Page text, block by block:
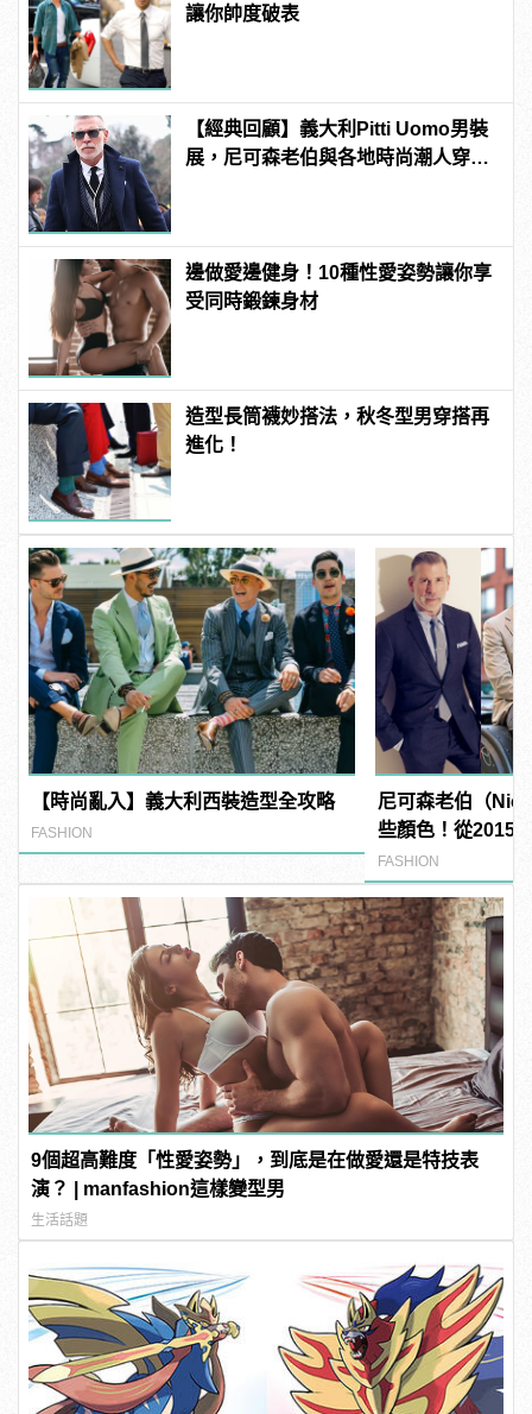
讓你帥度破表
【經典回顧】義大利Pitti Uomo男裝
展，尼可森老伯與各地時尚潮人穿搭
邊做愛邊健身！10種性愛姿勢讓你享
受同時鍛鍊身材
造型長筒襪妙搭法，秋冬型男穿搭再
進化！
【時尚亂入】義大利西裝造型全攻略
FASHION
尼可森老伯（
些顏色！從2015
搭！
FASHION
9個超高難度「性愛姿勢」，到底是在做愛還是特技表
演？ | manfashion這樣變型男
生活話題